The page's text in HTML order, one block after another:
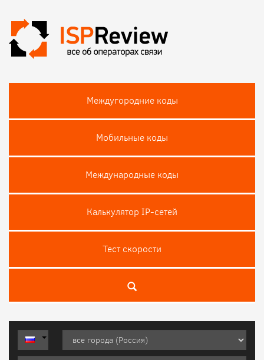
Междугородние коды
Мобильные коды
Международные коды
Калькулятор IP-сетей
Тест скороcти